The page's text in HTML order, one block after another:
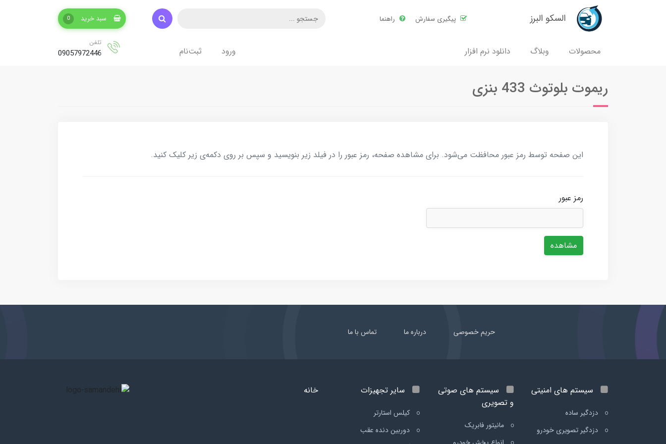
السکو البرز پیگیری سفارش راهنما سبد خرید 0
محصولات وبلاگ دانلود نرم افزار ورود ثبت‌نام
تلفن
09057972446
ریموت بلوتوث 433 بنزی
این صفحه توسط رمز عبور محافظت می‌شود. برای مشاهده صفحه، رمز عبور را در فیلد زیر بنویسید و سپس بر روی دکمه‌ی زیر کلیک کنید.
رمز عبور
مشاهده
حریم خصوصی درباره ما تماس با ما
سیستم های امنیتی
دزدگیر ساده
دزدگیر تصویری خودرو
سیستم های صوتی
و تصویری
مانیتور فابریک
سایر تجهیزات
کیلس استارتر
دوربین دنده عقب
خانه